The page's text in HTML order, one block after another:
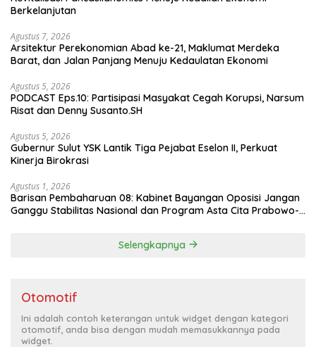
Berkelanjutan
Agustus 7, 2026
Arsitektur Perekonomian Abad ke-21, Maklumat Merdeka
Barat, dan Jalan Panjang Menuju Kedaulatan Ekonomi
Agustus 5, 2026
PODCAST Eps.10: Partisipasi Masyakat Cegah Korupsi, Narsum
Risat dan Denny Susanto.SH
Agustus 5, 2026
Gubernur Sulut YSK Lantik Tiga Pejabat Eselon II, Perkuat
Kinerja Birokrasi
Agustus 1, 2026
Barisan Pembaharuan 08: Kabinet Bayangan Oposisi Jangan
Ganggu Stabilitas Nasional dan Program Asta Cita Prabowo-
Selengkapnya
Otomotif
Ini adalah contoh keterangan untuk widget dengan kategori
otomotif, anda bisa dengan mudah memasukkannya pada
widget.